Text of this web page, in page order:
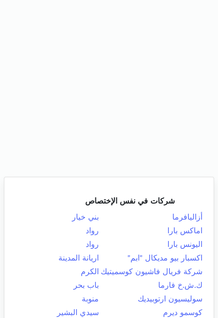
شركات في نفس الإختصاص
أزاليافرما
بني خيار
اماكس بارا
رواد
اليونس بارا
رواد
اكسبار بيو مديكال "ابم"
اريانة المدينة
شركة فريال فاشيون كوسميتيك الكرم
ك.ش.خ فارما
باب بحر
سوليسيون ارتوبيديك
منوبة
كوسمو ديرم
سيدي البشير